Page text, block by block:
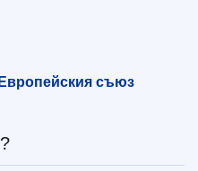
съюз